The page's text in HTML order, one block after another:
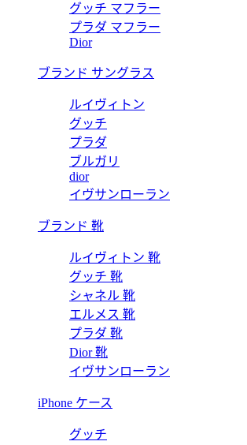
グッチ マフラー
プラダ マフラー
Dior
ブランド サングラス
ルイヴィトン
グッチ
プラダ
ブルガリ
dior
イヴサンローラン
ブランド 靴
ルイヴィトン 靴
グッチ 靴
シャネル 靴
エルメス 靴
プラダ 靴
Dior 靴
イヴサンローラン
iPhone ケース
グッチ